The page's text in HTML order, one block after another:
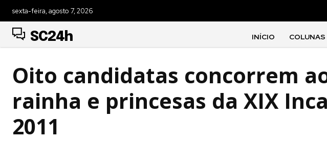
sexta-feira, agosto 7, 2026
SC24h INÍCIO COLUNAS
Oito candidatas concorrem
rainha e princesas da XIX
2011